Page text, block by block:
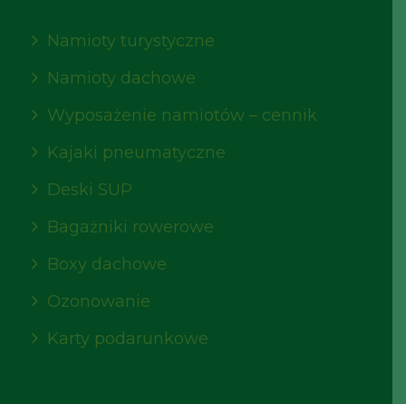
Namioty turystyczne
Namioty dachowe
Wyposażenie namiotów – cennik
Kajaki pneumatyczne
Deski SUP
Bagażniki rowerowe
Boxy dachowe
Ozonowanie
Karty podarunkowe